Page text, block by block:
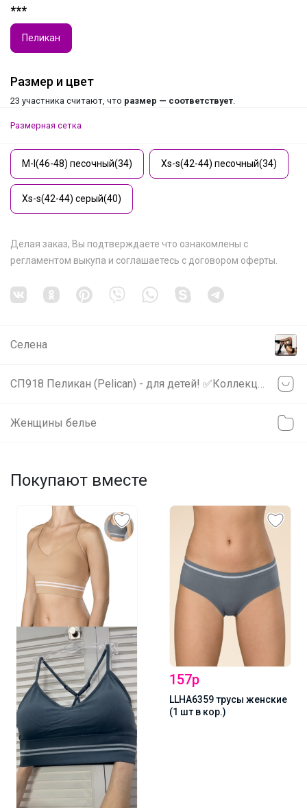
***
Пеликан
Размер и цвет
23 участника считают, что размер — соответствует
Размерная сетка
M-l(46-48) песочный(34) Xs-s(42-44) песочный(34)
Xs-s(42-44) серый(40)
Делая заказ, Вы подтверждаете что ознакомлены с
регламентом выкупа и соглашаетесь с договором оферты
Селена
Женщины белье
Покупают вместе
157р
LLHA6359 трусы женские
(1 шт в кор.)